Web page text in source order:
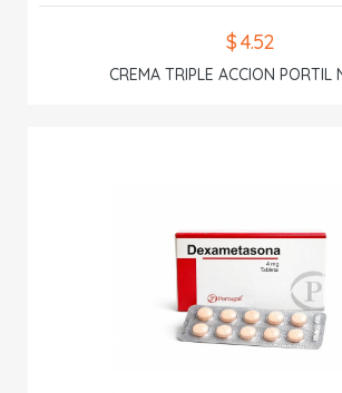
$ 4.52
CREMA TRIPLE ACCION PORTIL